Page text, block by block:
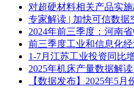
对超硬材料相关产品实
专家解读 | 加快可信数据
2024年前三季度：河南
前三季度工业和信息化
1-7月江苏工业投资同比
2025年机床产量数据解
【数据发布】2025年5月